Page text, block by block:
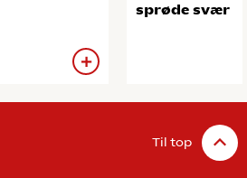
sprøde svær
Til top